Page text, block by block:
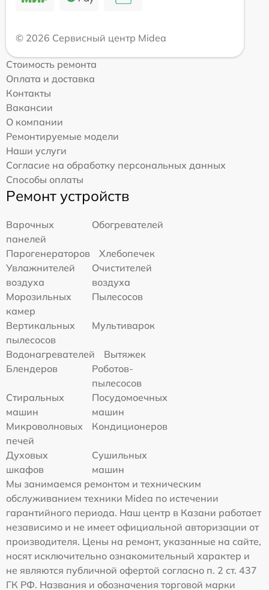
© 2026 Сервисный центр Midea
Стоимость ремонта
Оплата и доставка
Контакты
Вакансии
О компании
Ремонтируемые модели
Наши услуги
Согласие на обработку персональных данных
Способы оплаты
Ремонт устройств
Варочных
панелей
Обогревателей
Парогенераторов
Хлебопечек
Увлажнителей
воздуха
Очистителей
воздуха
Морозильных
камер
Пылесосов
Вертикальных
пылесосов
Мультиварок
Водонагревателей
Вытяжек
Блендеров
Роботов-
пылесосов
Стиральных
машин
Посудомоечных
машин
Микроволновых
печей
Кондиционеров
Духовых
шкафов
Сушильных
машин
Мы занимаемся ремонтом и техническим
обслуживанием техники Midea по истечении
гарантийного периода. Наш центр в Казани работает
независимо и не имеет официальной авторизации от
производителя. Цены на ремонт, указанные на сайте,
носят исключительно ознакомительный характер и
не являются публичной офертой согласно п. 2 ст. 437
ГК РФ. Названия и обозначения торговой марки